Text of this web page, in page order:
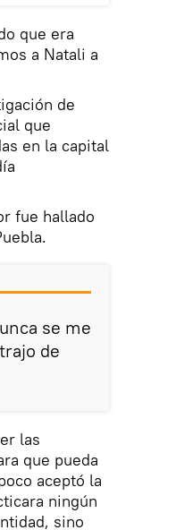
que era
a Natali a
de
que
en la capital
fue hallado
se me
de
las
que pueda
aceptó la
ningún
sino